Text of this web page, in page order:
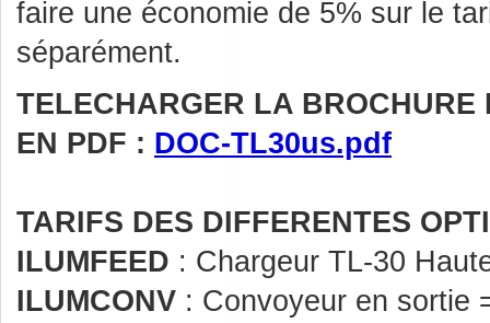
faire une économie de 5% sur le
séparément.
TELECHARGER LA BROCHURE
EN PDF : DOC-TL30us.pdf
TARIFS DES DIFFERENTES
ILUMFEED : Chargeur TL-30
ILUMCONV : Convoyeur en sortie